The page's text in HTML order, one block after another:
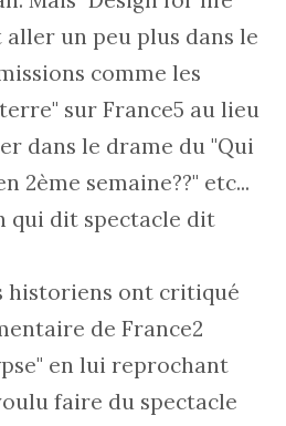
un peu plus dans le
comme les
sur France5 au lieu
dans le drame du "Qui
2ème semaine??" etc...
qui dit spectacle dit
historiens ont critiqué
de France2
en lui reprochant
faire du spectacle